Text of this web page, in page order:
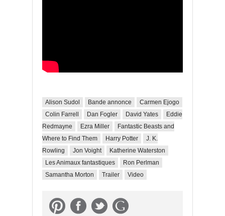
Alison Sudol Bande annonce
Carmen Ejogo
Colin Farrell
Dan Fogler David Yates
Eddie
Redmayne
Ezra Miller
Fantastic Beasts and
Where to Find Them
Harry Potter
J. K.
Rowling
Jon Voight
Katherine Waterston
Les Animaux fantastiques
Ron Perlman
Samantha Morton
Trailer Video